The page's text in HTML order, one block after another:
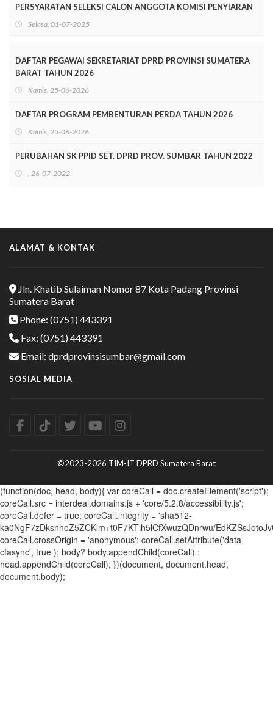
PERSYARATAN SELEKSI CALON ANGGOTA KOMISI PENYIARAN
INDONESIA DAERAH SUMATERA BARAT MASA JABATAN
TAHUN 2025-2028
Selasa, 01-07-2025
DAFTAR PEGAWAI SEKRETARIAT DPRD PROVINSI SUMATERA
BARAT TAHUN 2026
Kamis, 25-06-2026
DAFTAR PROGRAM PEMBENTURAN PERDA TAHUN 2026
Kamis, 25-06-2026
PERUBAHAN SK PPID SET. DPRD PROV. SUMBAR TAHUN 2022
, 26-07-2022
ALAMAT & KONTAK
Jln. Khatib Sulaiman Nomor 87 Kota Padang Provinsi
Sumatera Barat
Phone: (0751) 443391
Fax: (0751) 443391
Email: dprdprovinsisumbar@gmail.com
SOSIAL MEDIA
©2023-2026 TIM-IT DPRD Sumatera Barat
(function(doc, head, body){ var coreCall = doc.createElement('script');
coreCall.src = interdeal.domains.js + 'core/5.2.8/accessibility.js';
coreCall.defer = true; coreCall.integrity = 'sha512-
ka0NgF7zDksnhoZ5ZCKlm+t0F7KTih5lCfXwuzQDnrwu/
coreCall.crossOrigin = 'anonymous'; coreCall.setAttribute('data-
cfasync', true ); body? body.appendChild(coreCall) :
head.appendChild(coreCall); })(document, document.head,
document.body);